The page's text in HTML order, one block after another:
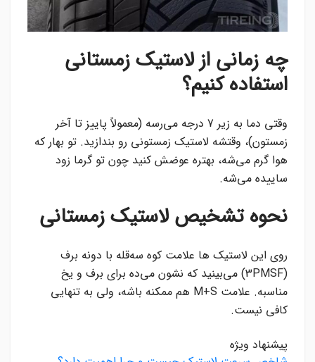
چه زمانی از لاستیک زمستانی
استفاده کنیم؟
وقتی دما به زیر 7 درجه می‌رسه (معمولاً پاییز تا آخر
زمستون)، وقتشه لاستیک زمستونی رو بندازید. تو بهار که
هوا گرم می‌شه، بهتره عوضش کنید چون تو گرما زود
ساییده می‌شه.
نحوه تشخیص لاستیک زمستانی
روی این لاستیک‌ ها علامت کوه سه‌قله با دونه برف
(3PMSF) می‌بینید که نشون می‌ده برای برف و یخ
مناسبه. علامت M+S هم ممکنه باشه، ولی به تنهایی
کافی نیست.
پیشنهاد ویژه